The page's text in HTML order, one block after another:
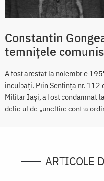
Constantin
temnițele
A fost arestat la noiembrie
inculpați. Prin Sentința nr.
Militar Iași, a fost condamnat
delictul de „uneltire contra
ARTICOLE